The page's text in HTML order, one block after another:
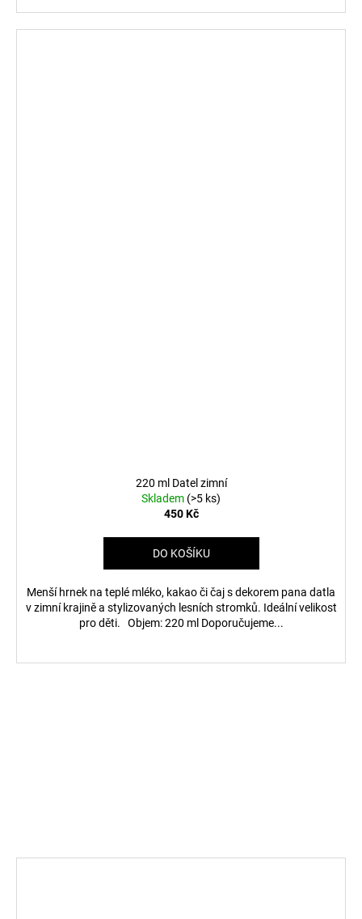
220 ml Datel zimní
Skladem (>5 ks)
450 Kč
DO KOŠÍKU
Menší hrnek na teplé mléko, kakao či čaj s dekorem pana datla
v zimní krajině a stylizovaných lesních stromků. Ideální velikost
pro děti. Objem: 220 ml Doporučujeme...